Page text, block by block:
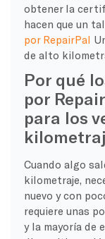
obtener la
hacen que un
por RepairPal
de alto
Por qué
por
para los
Cuando algo
kilometraje,
nuevo y con
requiere unas
y la mayoría de